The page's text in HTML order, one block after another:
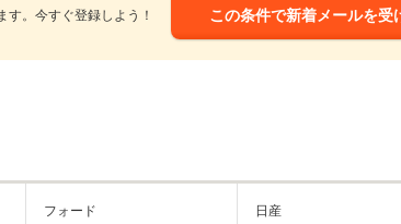
。今すぐ登録しよう！ この条件で新着メールを受
フォード 日産